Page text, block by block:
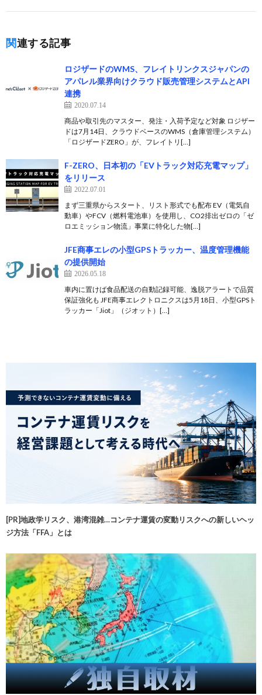
関連する記事
ロジザードのWMS、フレイトリンクスジャパンの
アパレル業界向けクラウド販売管理システムとAPI
連携
2020.07.14
商品や取引先のマスター、発注・入荷予定など対象 ロジザー
ドは7月14日、クラウドベースのWMS（倉庫管理システム）
「ロジザードZERO」が、フレイトリ[…]
F-ZERO、日本初の「EVトラック対応充電マップ」
をリリース
2022.07.01
まず三重県からスタート、リスト形式でも配布 EV（電気自
動車）やFCV（燃料電池車）を使用し、CO2排出ゼロの「ゼ
ロエミッション物流」事業に特化した物[…]
JFE商事エレの小型GPSトラッカー、温度管理機能
の提供開始
2026.05.18
車内に置けば食品配送の自動記録可能、逸脱アラートで品質
保証強化も JFE商事エレクトロニクスは5月18日、小型GPSト
ラッカー「Jiot」（ジオット）[…]
[PR]地政学リスク、港湾混雑…コンテナ運賃の変動リスクへの新しいヘッ
ジ方法「FFA」とは